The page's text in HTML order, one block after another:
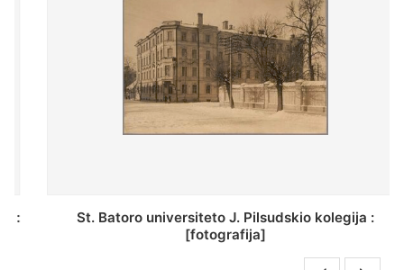
St. Batoro universiteto J. Pilsudskio kolegija :
[fotografija]